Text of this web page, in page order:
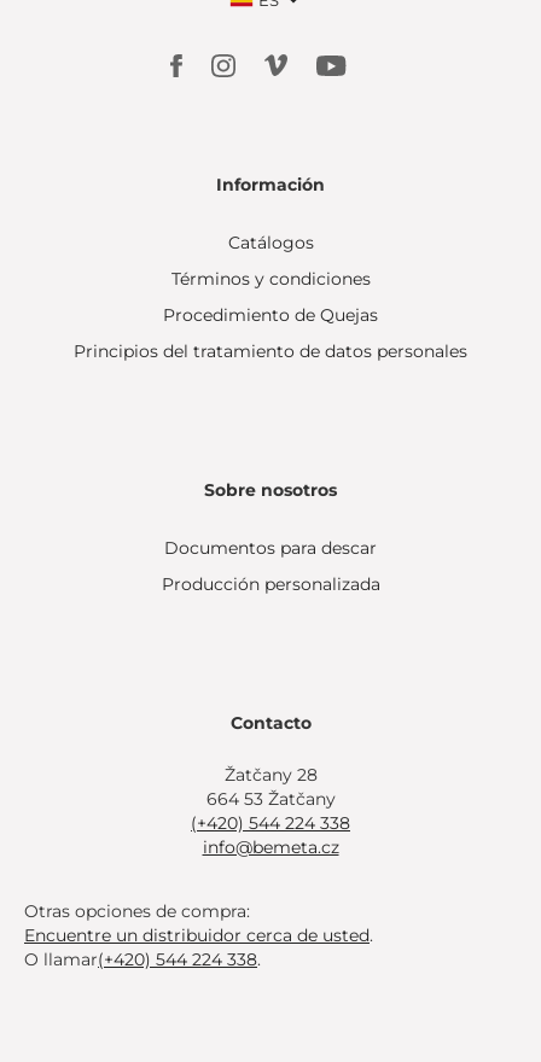
Información
Catálogos
Términos y condiciones
Procedimiento de Quejas
Principios del tratamiento de datos personales
Sobre nosotros
Documentos para descar
Producción personalizada
Contacto
Žatčany 28
664 53 Žatčany
(+420) 544 224 338
info@bemeta.cz
Otras opciones de compra:
Encuentre un distribuidor cerca de usted.
O llamar(+420) 544 224 338.